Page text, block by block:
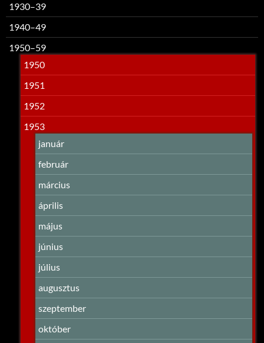
1930–39
1940–49
1950–59
1950
1951
1952
1953
január
február
március
április
május
június
július
augusztus
szeptember
október